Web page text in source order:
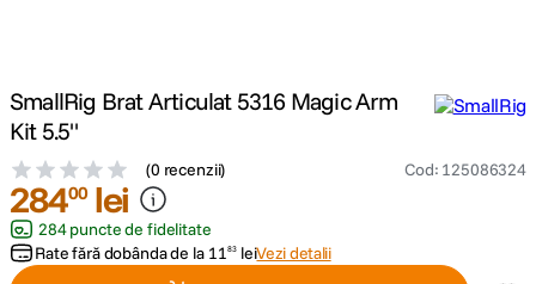
trepied telefon
4. peak design
5. canon sx740 hs
SmallRig Brat Articulat 5316 Magic Arm
Kit 5.5"
(0 recenzii) Cod: 125086324
28400 lei
284 puncte de fidelitate
Rate fără dobânda de la 1183 leiVezi detalii